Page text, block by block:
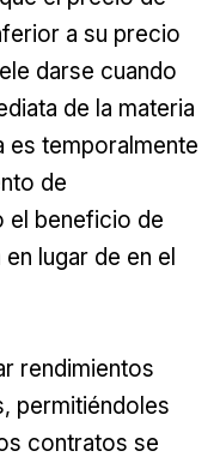
a su precio
darse cuando
de la materia
es temporalmente
de
el beneficio de
lugar de en el
rendimientos
permitiéndoles
contratos se